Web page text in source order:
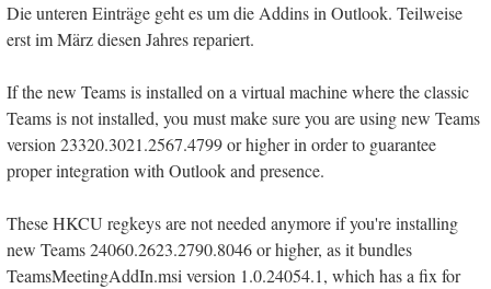
Die unteren Einträge geht es um die Addins in Outlook. Teilweise
erst im März diesen Jahres repariert.
If the new Teams is installed on a virtual machine where the classic
Teams is not installed, you must make sure you are using new Teams
version 23320.3021.2567.4799 or higher in order to guarantee
proper integration with Outlook and presence.
These HKCU regkeys are not needed anymore if you're installing
new Teams 24060.2623.2790.8046 or higher, as it bundles
TeamsMeetingAddIn.msi version 1.0.24054.1, which has a fix for